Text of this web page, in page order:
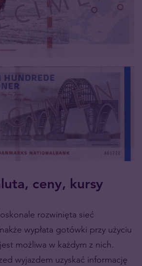
ceny, kursy
rozwinięta sieć
wypłata gotówki przy użyciu
możliwa w każdym z nich.
wyjazdem uzyskać informację